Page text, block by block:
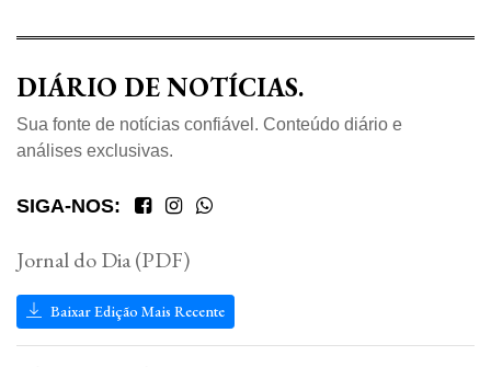
DIÁRIO DE NOTÍCIAS.
Sua fonte de notícias confiável. Conteúdo diário e
análises exclusivas.
SIGA-NOS:
Jornal do Dia (PDF)
Baixar Edição Mais Recente